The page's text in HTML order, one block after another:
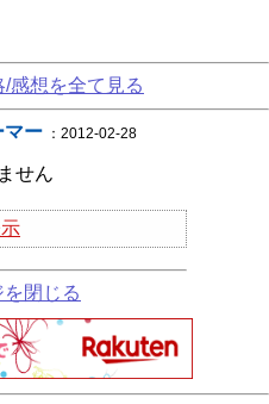
/感想を全て見る
マー ：2012-02-28
せん
閉じる